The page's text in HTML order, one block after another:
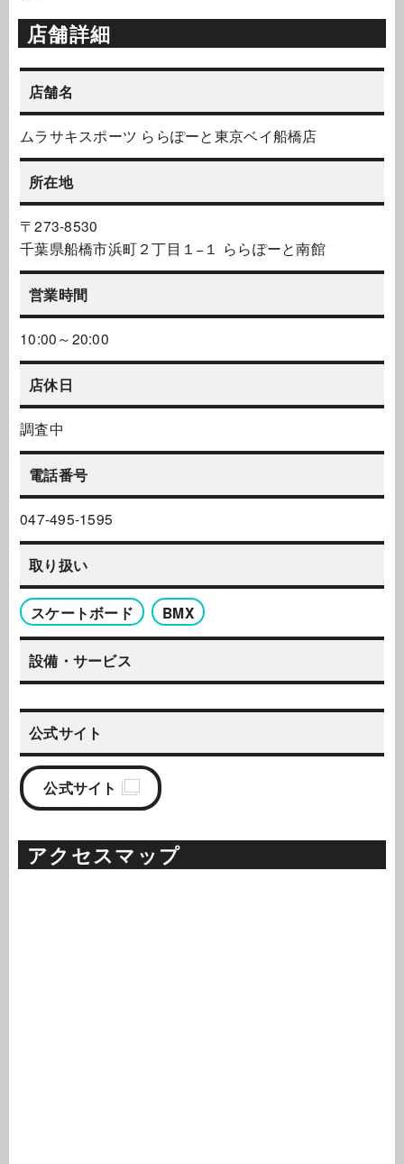
店舗詳細
店舗名
ムラサキスポーツ ららぽーと東京ベイ船橋店
所在地
〒273-8530
千葉県船橋市浜町２丁目１−１ ららぽーと南館
営業時間
10:00～20:00
店休日
調査中
電話番号
047-495-1595
取り扱い
スケートボード BMX
設備・サービス
公式サイト
公式サイト
アクセスマップ